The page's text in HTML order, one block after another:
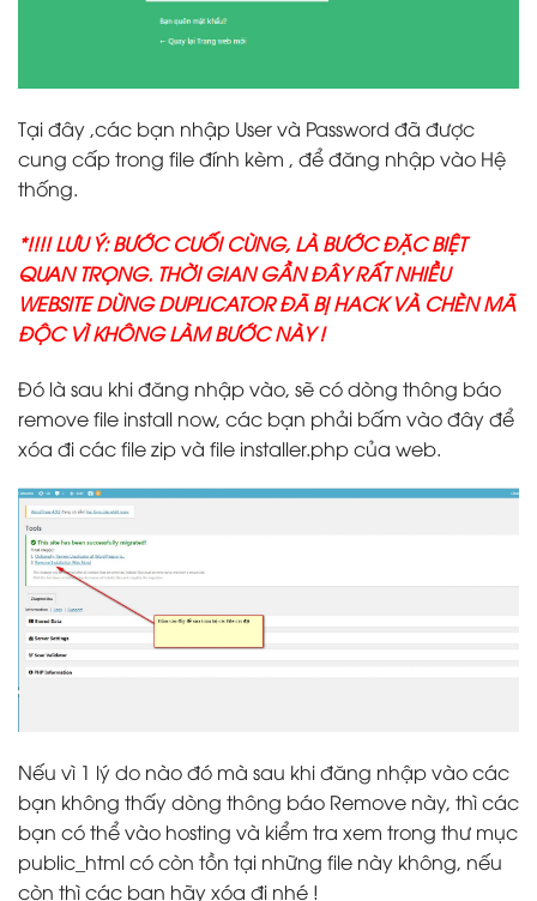
Tại đây ,các bạn nhập User và Password đã được
cung cấp trong file đính kèm , để đăng nhập vào Hệ
thống.
*!!!! LƯU Ý: BƯỚC CUỐI CÙNG, LÀ BƯỚC ĐẶC BIỆT
QUAN TRỌNG. THỜI GIAN GẦN ĐÂY RẤT NHIỀU
WEBSITE DÙNG DUPLICATOR ĐÃ BỊ HACK VÀ CHÈN MÃ
ĐỘC VÌ KHÔNG LÀM BƯỚC NÀY !
Đó là sau khi đăng nhập vào, sẽ có dòng thông báo
remove file install now, các bạn phải bấm vào đây để
xóa đi các file zip và file installer.php của web.
Nếu vì 1 lý do nào đó mà sau khi đăng nhập vào các
bạn không thấy dòng thông báo Remove này, thì các
bạn có thể vào hosting và kiểm tra xem trong thư mục
public_html có còn tồn tại những file này không, nếu
còn thì các bạn hãy xóa đi nhé !